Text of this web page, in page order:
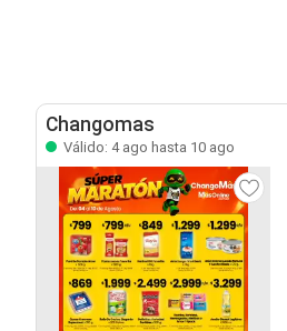
Changomas
Válido: 4 ago hasta 10 ago